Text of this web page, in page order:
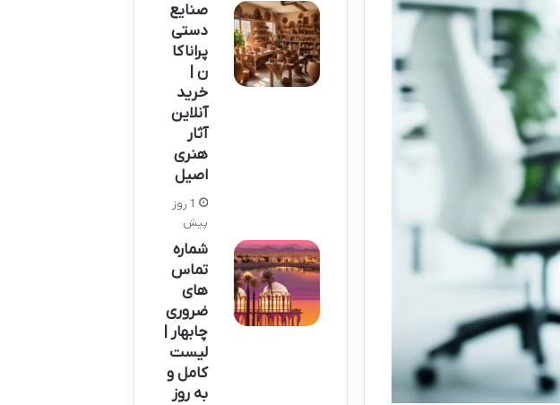
صنایع
دستی
پراناکا
ن |
خرید
آنلاین
آثار
هنری
اصیل
1 روز
پیش
شماره
تماس
های
ضروری
چابهار |
لیست
کامل و
به روز